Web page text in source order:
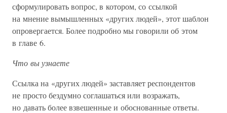
сформулировать вопрос, в котором, со ссылкой
на мнение вымышленных «других людей», этот шаблон
опровергается. Более подробно мы говорили об этом
в главе 6.
Что вы узнаете
Ссылка на «других людей» заставляет респондентов
не просто бездумно соглашаться или возражать,
но давать более взвешенные и обоснованные ответы.